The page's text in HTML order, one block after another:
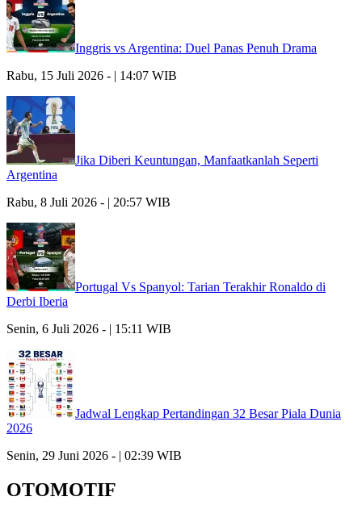
Inggris vs Argentina: Duel Panas Penuh Drama
Rabu, 15 Juli 2026 - | 14:07 WIB
Jika Diberi Keuntungan, Manfaatkanlah Seperti
Argentina
Rabu, 8 Juli 2026 - | 20:57 WIB
Portugal Vs Spanyol: Tarian Terakhir Ronaldo di
Derbi Iberia
Senin, 6 Juli 2026 - | 15:11 WIB
Jadwal Lengkap Pertandingan 32 Besar Piala Dunia
2026
Senin, 29 Juni 2026 - | 02:39 WIB
OTOMOTIF